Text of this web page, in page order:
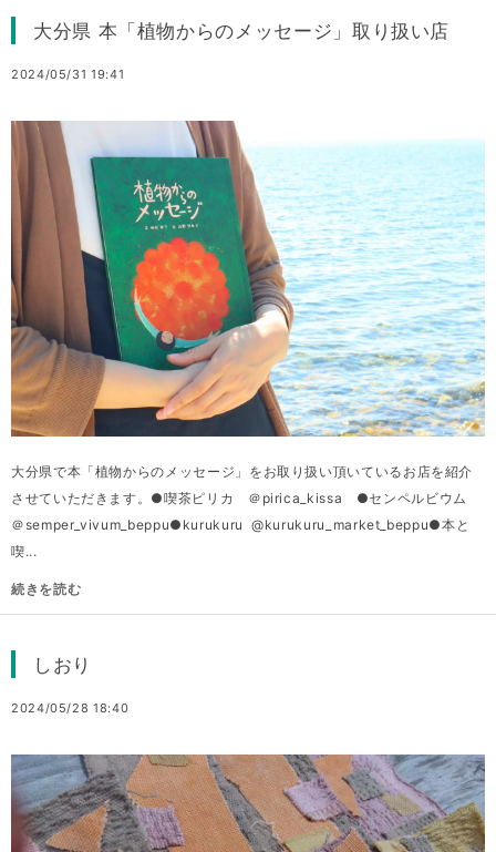
大分県 本「植物からのメッセージ」取り扱い店
2024/05/31 19:41
大分県で本「植物からのメッセージ」をお取り扱い頂いているお店を紹介
させていただきます。●喫茶ピリカ ＠pirica_kissa ●センペルビウム
＠semper_vivum_beppu●kurukuru @kurukuru_market_beppu●本と
喫...
続きを読む
しおり
2024/05/28 18:40